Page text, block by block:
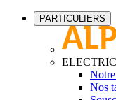
PARTICULIERS
Nos